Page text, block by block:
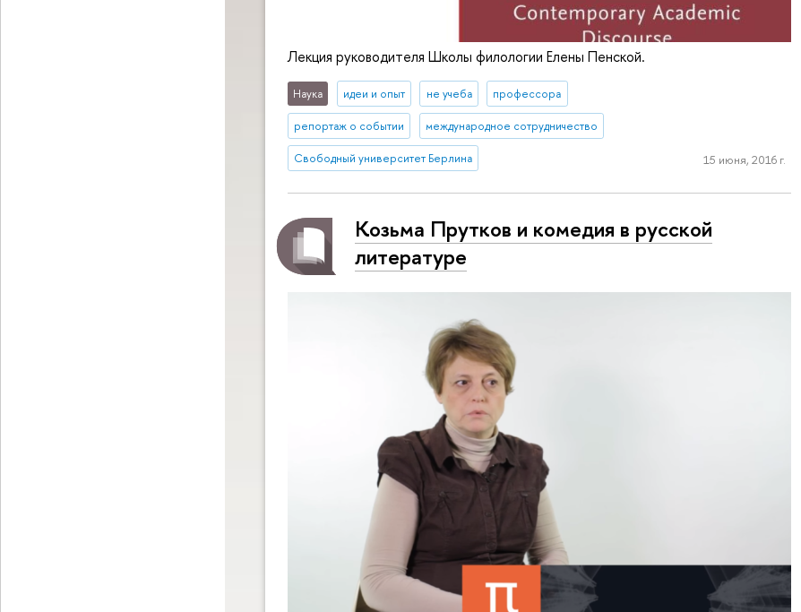
Лекция руководителя Школы филологии Елены Пенской.
Наука идеи и опыт не учеба профессора
репортаж о событии международное сотрудничество
Свободный университет Берлина 15 июня, 2016 г.
Козьма Прутков и комедия в русской
литературе